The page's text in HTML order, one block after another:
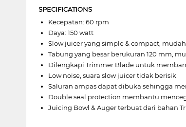
SPECIFICATIONS
Kecepatan: 60 rpm
Daya: 150 watt
Slow juicer yang simple & compact,
Tabung yang besar berukuran 120 mm,
Dilengkapi Trimmer Blade untuk
Low noise, suara slow juicer tidak berisik
Saluran ampas dapat dibuka sehingga
Double seal protection membantu
Juicing Bowl & Auger terbuat dari bahan